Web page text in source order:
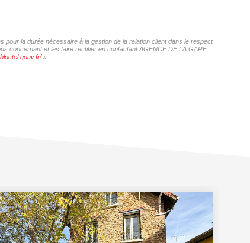
la durée nécessaire à la gestion de la relation client dans le respect
concernant et les faire rectifier en contactant AGENCE DE LA GARE
»